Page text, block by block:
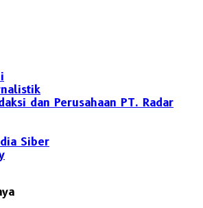
dan Perusahaan PT. Radar
Siber